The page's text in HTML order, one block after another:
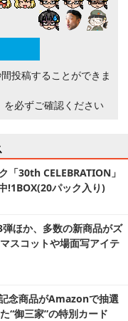
投稿することができま
を必ずご確認ください
「30th CELEBRATION」
!1BOX(20パック入り)
弾ほか、多数の新商品がズ
スコットや場面写アイテ
念商品がAmazonで抽選
“御三家”の特別カード